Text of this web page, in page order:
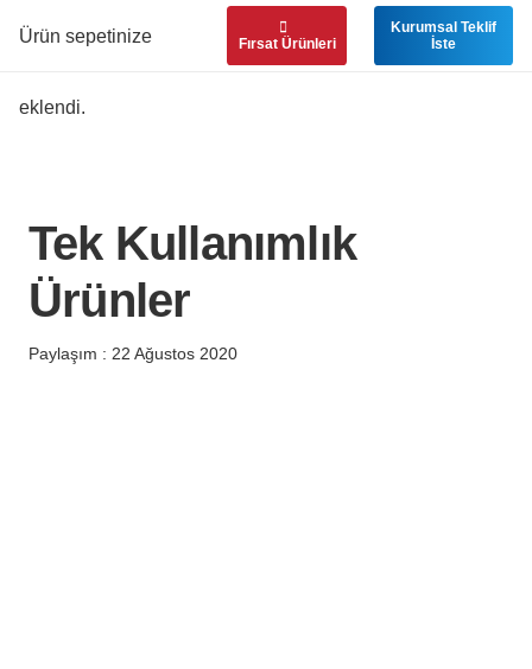
Ürün sepetinize
eklendi.
Fırsat Ürünleri
Kurumsal Teklif
İste
Tek Kullanımlık
Ürünler
Paylaşım : 22 Ağustos 2020